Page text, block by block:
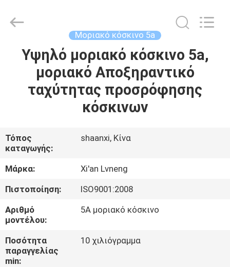
ΑΡΧΙΚΉ
ΠΡΟΪΌΝΤΑ
ΕΚΠΟΜΠΉ
VR
ΣΧΕΤΙΚΆ
ΜΕ
ΕΜΆΣ
Technology
Co.,Ltd..
Reserved.
Μοριακό κόσκινο 5a
Υψηλό μοριακό κόσκινο 5a,
μοριακό Αποξηραντικό
ταχύτητας προσρόφησης
κόσκινων
Τόπος
καταγωγής:
shaanxi, Κίνα
Μάρκα:
Xi'an Lvneng
Πιστοποίηση:
ISO9001:2008
Αριθμό
μοντέλου:
5A μοριακό κόσκινο
Ποσότητα
παραγγελίας
min:
10 χιλιόγραμμα